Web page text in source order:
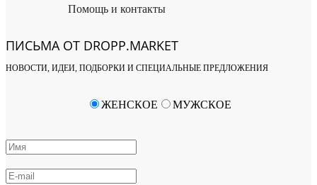
Помощь и контакты
ПИСЬМА ОТ DROPP.MARKET
НОВОСТИ, ИДЕИ, ПОДБОРКИ И СПЕЦИАЛЬНЫЕ ПРЕДЛОЖЕНИЯ
ЖЕНСКОЕ МУЖСКОЕ